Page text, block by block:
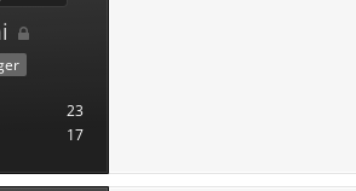
23
17